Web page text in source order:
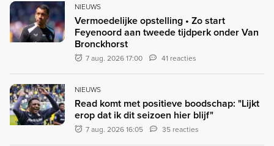
NIEUWS
Vermoedelijke opstelling • Zo start
Feyenoord aan tweede tijdperk onder Van
Bronckhorst
7 aug. 2026 17:00 41 reacties
NIEUWS
Read komt met positieve boodschap: "Lijkt
erop dat ik dit seizoen hier blijf"
7 aug. 2026 16:05 35 reacties